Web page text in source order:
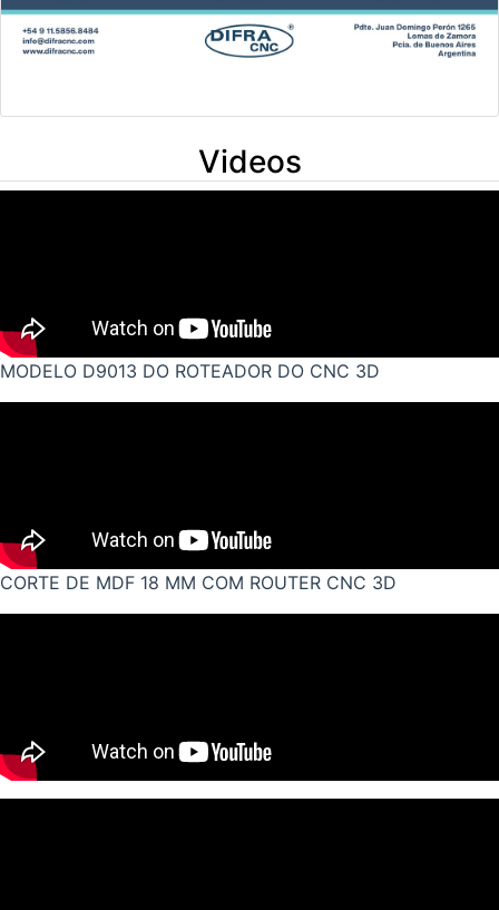
Videos
MODELO D9013 DO ROTEADOR DO CNC 3D
CORTE DE MDF 18 MM COM ROUTER CNC 3D